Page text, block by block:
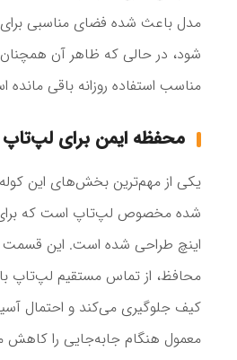
مدل باعث شده فضای مناسبی برای
شود، در حالی که ظاهر آن
مناسب استفاده روزانه باقی مانده
محفظه ایمن برای لپ‌تاپ تا 15.6
یکی از مهم‌ترین بخش‌های این
اینچ طراحی شده است. این قسمت
محافظ، از تماس مستقیم لپ‌تاپ
کیف جلوگیری می‌کند و احتمال
معمول هنگام جابه‌جایی را